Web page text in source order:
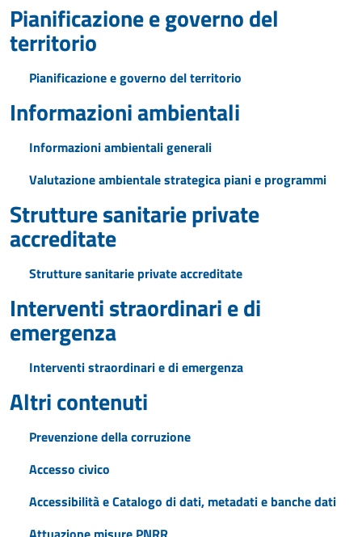
Pianificazione e governo del
territorio
Pianificazione e governo del territorio
Informazioni ambientali
Informazioni ambientali generali
Valutazione ambientale strategica piani e programmi
Strutture sanitarie private
accreditate
Strutture sanitarie private accreditate
Interventi straordinari e di
emergenza
Interventi straordinari e di emergenza
Altri contenuti
Prevenzione della corruzione
Accesso civico
Accessibilità e Catalogo di dati, metadati e banche dati